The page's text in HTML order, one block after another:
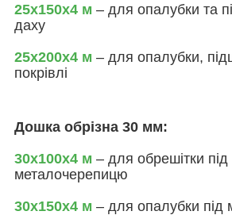
25х150х4 м – для опалубки та
даху
25х200х4 м – для опалубки,
покрівлі
Дошка обрізна 30 мм:
30х100х4 м – для обрешітки під
металочерепицю
30х150х4 м – для опалубки під